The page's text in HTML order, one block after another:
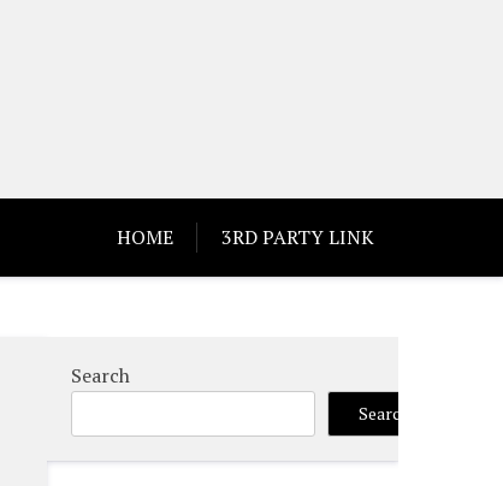
HOME 3RD PARTY LINK
Search
Search